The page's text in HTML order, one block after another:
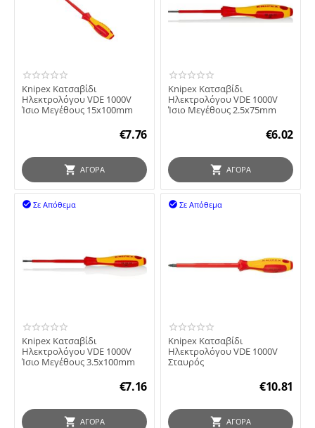
Knipex Κατσαβίδι
Ηλεκτρολόγου VDE 1000V
Ίσιο Μεγέθους 15x100mm
€7.76
ΑΓΟΡΆ
Knipex Κατσαβίδι
Ηλεκτρολόγου VDE 1000V
Ίσιο Μεγέθους 2.5x75mm
€6.02
ΑΓΟΡΆ
Σε Απόθεμα

Knipex Κατσαβίδι
Ηλεκτρολόγου VDE 1000V
Ίσιο Μεγέθους 3.5x100mm
€7.16
ΑΓΟΡΆ
Σε Απόθεμα

Knipex Κατσαβίδι
Ηλεκτρολόγου VDE 1000V
Σταυρός
€10.81
ΑΓΟΡΆ